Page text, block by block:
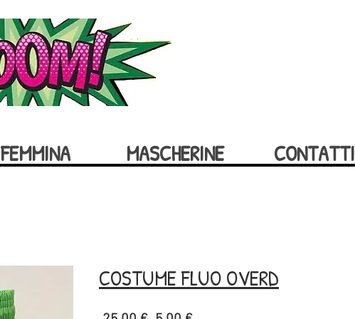
FEMMINA MASCHERINE CONTATTI
COSTUME FLUO OVERD